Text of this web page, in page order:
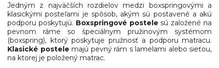
Jedným z najväčších rozdielov medzi boxspringovými a
klasickými posteľami je spôsob, akým sú postavené a akú
podporu poskytujú. Boxspringové postele sú založené na
pevnom ráme so špeciálnym pružinovým systémom
(boxspring), ktorý poskytuje pružnosť a podporu matracu.
Klasické postele majú pevný rám s lamelami alebo sieťou,
na ktorej je položený matrac.